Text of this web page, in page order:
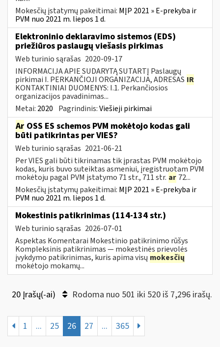
Mokesčių įstatymų pakeitimai: MĮP 2021 » E-prekyba ir
PVM nuo 2021 m. liepos 1 d.
Elektroninio deklaravimo sistemos (EDS)
priežiūros paslaugų viešasis pirkimas
Web turinio sąrašas 2020-09-17
INFORMACIJA APIE SUDARYTĄ SUTARTĮ Paslaugų
pirkimai I. PERKANČIOJI ORGANIZACIJA, ADRESAS IR
KONTAKTINIAI DUOMENYS: I.1. Perkančiosios
organizacijos pavadinimas...
Metai: 2020 Pagrindinis:Viešieji pirkimai
Ar OSS ES schemos PVM mokėtojo kodas gali
būti patikrintas per VIES?
Web turinio sąrašas 2021-06-21
Per VIES gali būti tikrinamas tik įprastas PVM mokėtojo
kodas, kuris buvo suteiktas asmeniui, įregistruotam PVM
mokėtoju pagal PVM įstatymo 71 str., 711 str. ar 72...
Mokesčių įstatymų pakeitimai: MĮP 2021 » E-prekyba ir
PVM nuo 2021 m. liepos 1 d.
Mokestinis patikrinimas (114-134 str.)
Web turinio sąrašas 2026-07-01
Aspektas Komentarai Mokestinio patikrinimo rūšys
Kompleksinis patikrinimas — mokestinės prievolės
įvykdymo patikrinimas, kuris apima visų mokesčių
mokėtojo mokamų...
20 Įrašų(-ai) Rodoma nuo 501 iki 520 iš 7,296 irašų.
1 ... 25 26 27 ... 365